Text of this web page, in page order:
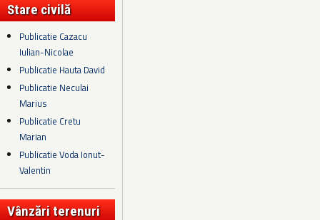
Stare civilă
Publicatie Cazacu
Iulian-Nicolae
Publicatie Hauta David
Publicatie Neculai
Marius
Publicatie Cretu
Marian
Publicatie Voda Ionut-
Valentin
Vânzări terenuri